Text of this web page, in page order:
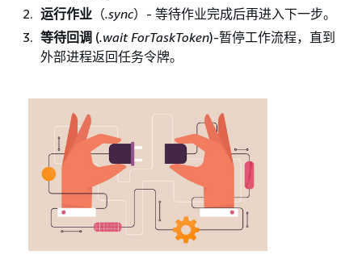
运行作业 （.sync）- 等待作业完成后再进入下一步。
等待回调 (.wait ForTaskToken)-暂停工作流程，直到
外部进程返回任务令牌。